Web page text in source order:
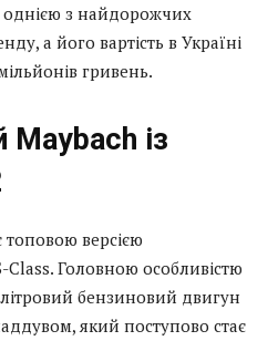
однією з найдорожчих
а його вартість в Україні
гривень.
із
топовою версією
Головною особливістю
бензиновий двигун
який поступово стає